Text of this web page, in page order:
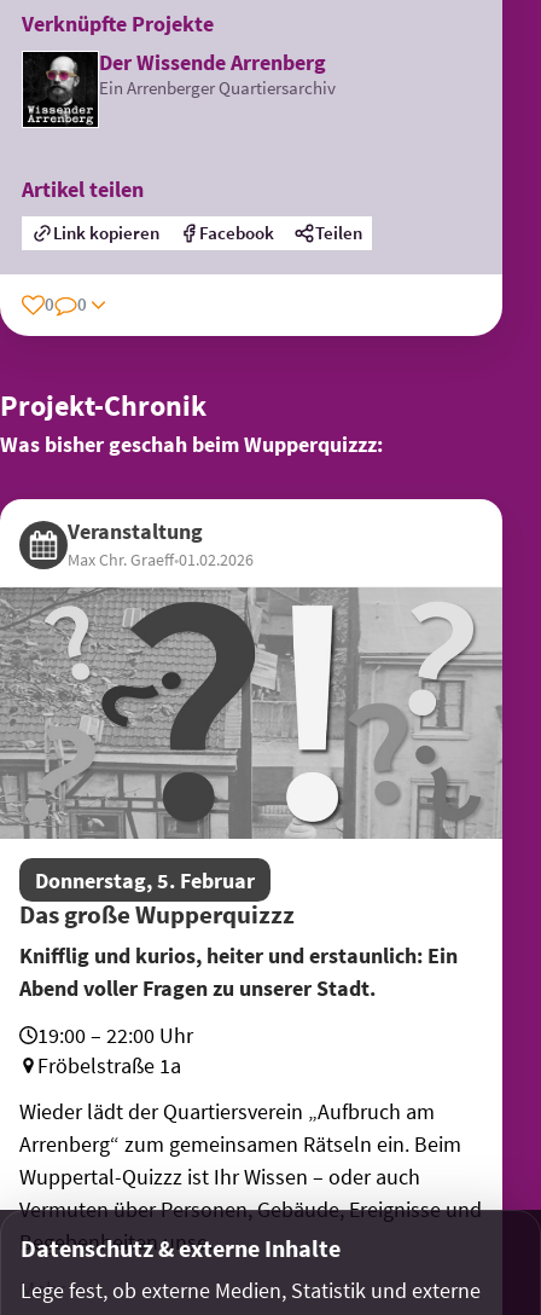
Verknüpfte Projekte
Der Wissende Arrenberg
Ein Arrenberger Quartiersarchiv
Artikel teilen
Link kopieren Facebook Teilen
0 0
Projekt-Chronik
Was bisher geschah beim Wupperquizzz:
Veranstaltung
Max Chr. Graeff•01.02.2026
Donnerstag, 5. Februar
Das große Wupperquizzz
Knifflig und kurios, heiter und erstaunlich: Ein
Abend voller Fragen zu unserer Stadt.
19:00 – 22:00 Uhr
Fröbelstraße 1a
Wieder lädt der Quartiersverein „Aufbruch am
Arrenberg“ zum gemeinsamen Rätseln ein. Beim
Wuppertal-Quizzz ist Ihr Wissen – oder auch
Vermuten über Personen, Gebäude, Ereignisse und
Begebenheiten unse…
Mehr
Datenschutz & externe Inhalte
Lege fest, ob externe Medien, Statistik und externe